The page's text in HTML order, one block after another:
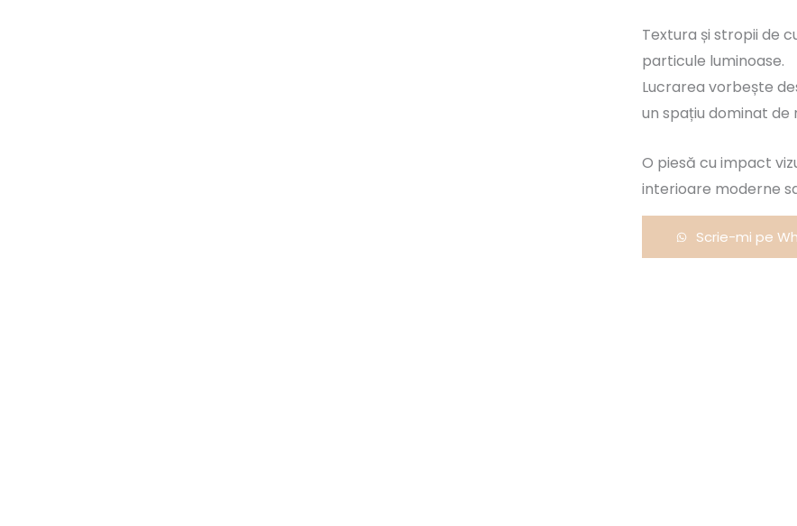
Textura și stropii de
particule luminoase.
Lucrarea vorbește
un spațiu dominat de
O piesă cu impact
interioare moderne
Scrie-mi pe